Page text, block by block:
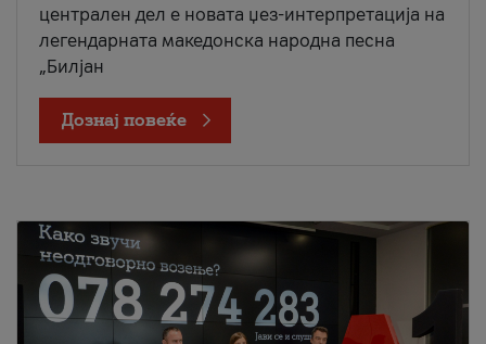
централен дел е новата џез-интерпретација на
легендарната македонска народна песна
„Билјан
Дознај повеќе